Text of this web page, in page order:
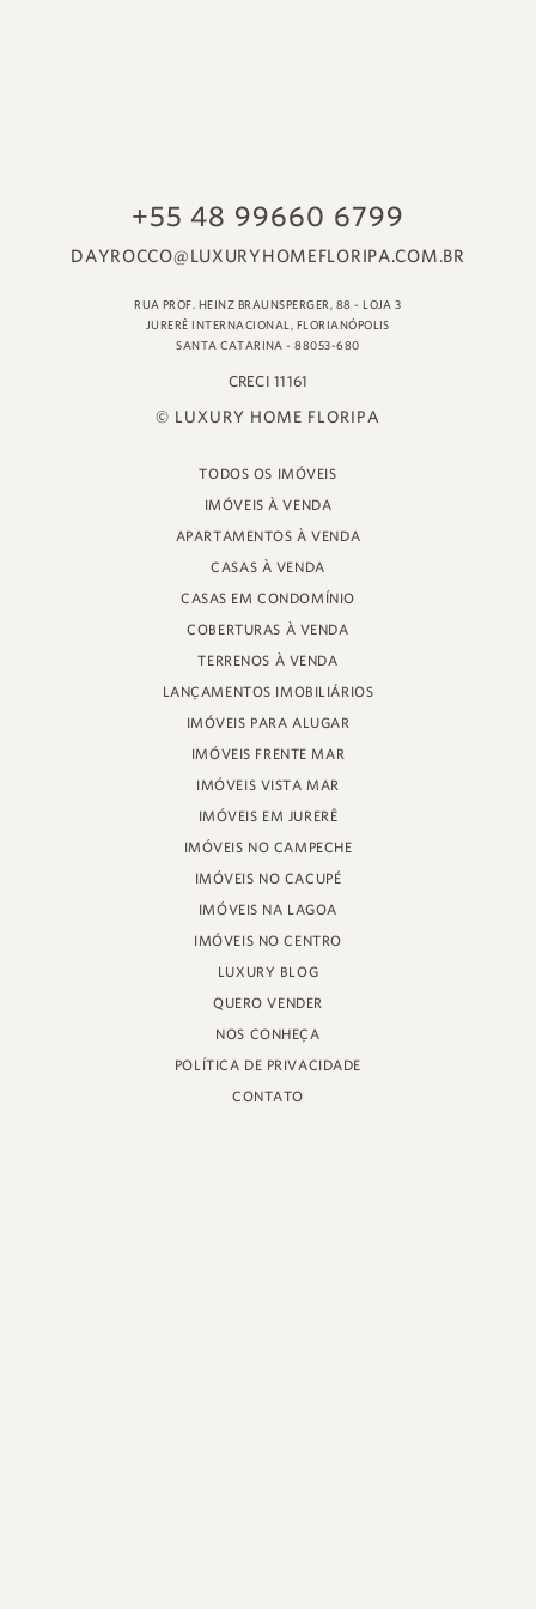
RUA PROF. HEINZ BRAUNSPERGER, 88 - LOJA 3
JURERÊ INTERNACIONAL, FLORIANÓPOLIS
SANTA CATARINA - 88053-680
CRECI 11161
© LUXURY HOME FLORIPA
TODOS OS IMÓVEIS
IMÓVEIS À VENDA
APARTAMENTOS À VENDA
CASAS À VENDA
CASAS EM CONDOMÍNIO
COBERTURAS À VENDA
TERRENOS À VENDA
LANÇAMENTOS IMOBILIÁRIOS
IMÓVEIS PARA ALUGAR
IMÓVEIS FRENTE MAR
IMÓVEIS VISTA MAR
IMÓVEIS EM JURERÊ
IMÓVEIS NO CAMPECHE
IMÓVEIS NO CACUPÉ
IMÓVEIS NA LAGOA
IMÓVEIS NO CENTRO
LUXURY BLOG
QUERO VENDER
NOS CONHEÇA
POLÍTICA DE PRIVACIDADE
CONTATO